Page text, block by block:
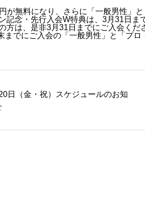
が無料になり、さらに「一般男性」
記念・先行入会W特典は、3月31日ま
方は、是非3月31日までにご入会くだ
までにご入会の「一般男性」と「プ
日（金・祝）スケジュールのお知